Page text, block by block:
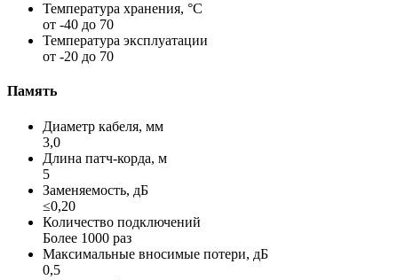
Температура хранения, °C
от -40 до 70
Температура эксплуатации
от -20 до 70
Память
Диаметр кабеля, мм
3,0
Длина патч-корда, м
5
Заменяемость, дБ
≤0,20
Количество подключений
Более 1000 раз
Максимальные вносимые потери, дБ
0,5